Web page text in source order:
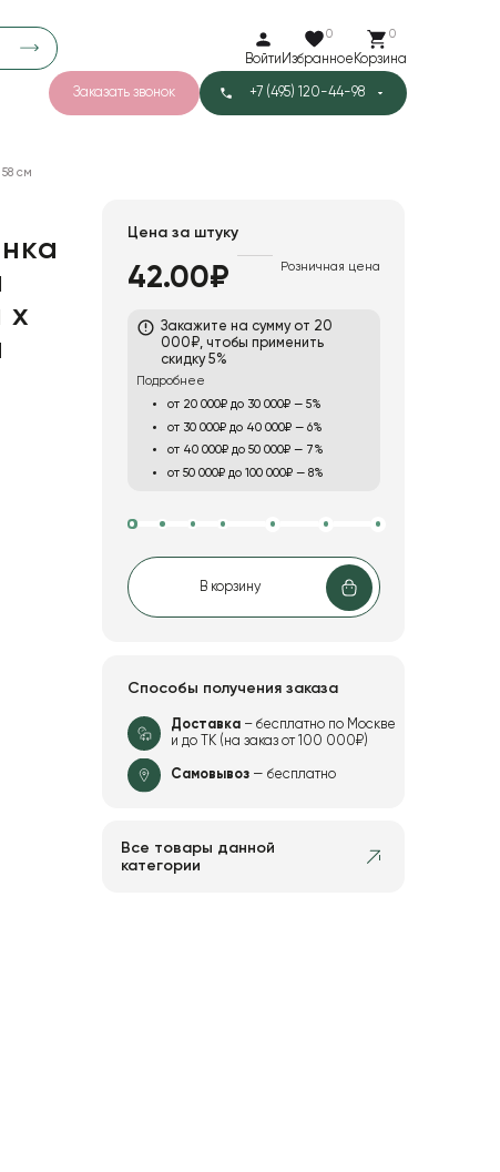
Войти
0
Избранное
0
Корзина
Заказать звонок +7 (495) 120-44-98
см
х
Цена за штуку
42.00₽ Розничная цена
Закажите на сумму от 20
000₽, чтобы применить
скидку 5%
Подробнее
от 20 000₽ до 30 000₽ — 5%
от 30 000₽ до 40 000₽ — 6%
от 40 000₽ до 50 000₽ — 7%
от 50 000₽ до 100 000₽ — 8%
В корзину
Способы получения заказа
Доставка– бесплатно по Москве
и до ТК (на заказ от 100 000₽)
Самовывоз— бесплатно
Все товары данной
категории